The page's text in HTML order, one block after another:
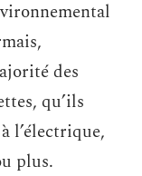
des
qu’ils
l’électrique,
plus.